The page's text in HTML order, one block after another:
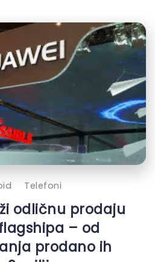
Telefoni
odličnu prodaju
– od
prodano ih